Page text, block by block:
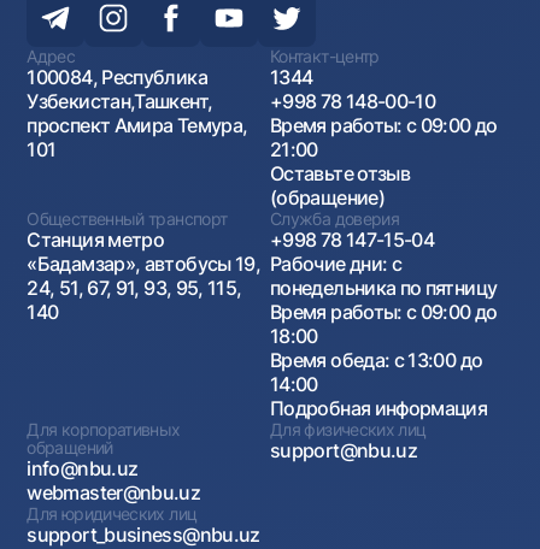
Адрес
100084, Республика
Узбекистан,Ташкент,
проспект Амира Темура,
101
Контакт-центр
1344
+998 78 148-00-10
Время работы: с 09:00 до
21:00
Оставьте отзыв
(обращение)
Общественный транспорт
Станция метро
«Бадамзар», автобусы 19,
24, 51, 67, 91, 93, 95, 115,
140
Служба доверия
+998 78 147-15-04
Рабочие дни: с
понедельника по пятницу
Время работы: с 09:00 до
18:00
Время обеда: с 13:00 до
14:00
Подробная информация
Для корпоративных
обращений
info@nbu.uz
webmaster@nbu.uz
Для физических лиц
support@nbu.uz
Для юридических лиц
support_business@nbu.uz